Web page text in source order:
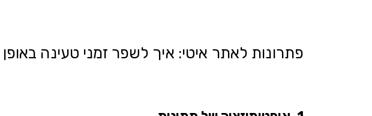
פתרונות לאתר איטי: איך לשפר זמני טעינה